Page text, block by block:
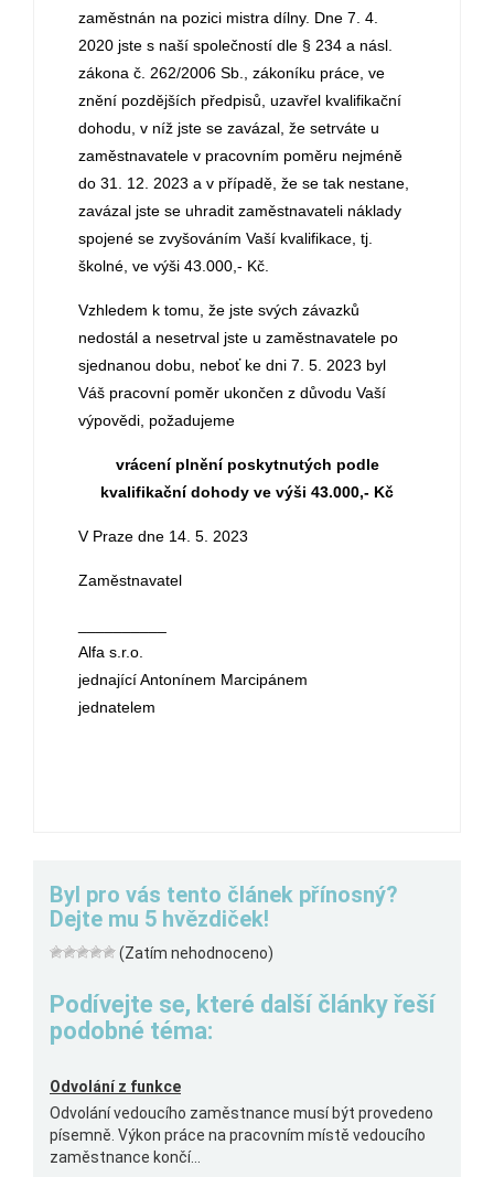
zaměstnán na pozici mistra dílny. Dne 7. 4.
2020 jste s naší společností dle § 234 a násl.
zákona č. 262/2006 Sb., zákoníku práce, ve
znění pozdějších předpisů, uzavřel kvalifikační
dohodu, v níž jste se zavázal, že setrváte u
zaměstnavatele v pracovním poměru nejméně
do 31. 12. 2023 a v případě, že se tak nestane,
zavázal jste se uhradit zaměstnavateli náklady
spojené se zvyšováním Vaší kvalifikace, tj.
školné, ve výši 43.000,- Kč.
Vzhledem k tomu, že jste svých závazků
nedostál a nesetrval jste u zaměstnavatele po
sjednanou dobu, neboť ke dni 7. 5. 2023 byl
Váš pracovní poměr ukončen z důvodu Vaší
výpovědi, požadujeme
vrácení plnění poskytnutých podle
kvalifikační dohody ve výši 43.000,- Kč
V Praze dne 14. 5. 2023
Zaměstnavatel
Alfa s.r.o.
jednající Antonínem Marcipánem
jednatelem
Byl pro vás tento článek přínosný?
Dejte mu 5 hvězdiček!
(Zatím nehodnoceno)
Podívejte se, které další články řeší
podobné téma:
Odvolání z funkce
Odvolání vedoucího zaměstnance musí být provedeno
písemně. Výkon práce na pracovním místě vedoucího
zaměstnance končí...